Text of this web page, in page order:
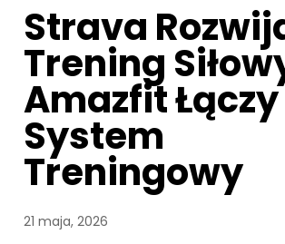
Strava
Trening
Amazfit Łączy
System
Treningowy
21 maja, 2026